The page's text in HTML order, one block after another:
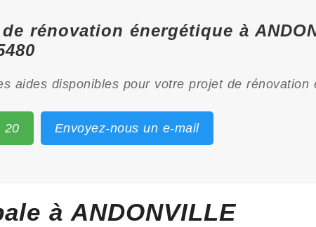
rénovation énergétique à
aides disponibles pour votre projet de rénovation
20 Envoyez-nous un e-mail
à ANDONVILLE